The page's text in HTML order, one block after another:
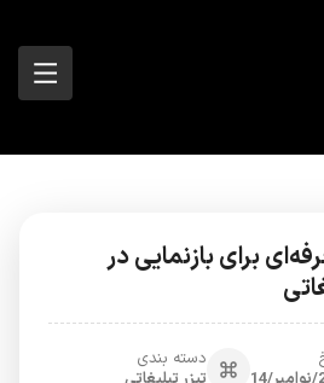
برای بازنمایی در
دسته بندی